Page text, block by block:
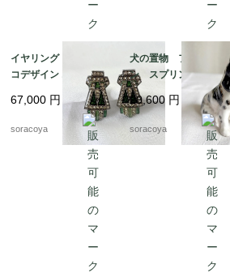
イヤリング アールデ
コデザイン エメラルド
グリーン エナメル加
工 12acen27
67,000 円
soracoya
犬の置物 フィギュリ
ン スプリンガースパ
ニエルとキジ 猟犬
ロイヤルドルトン 19
otm43-2
20,600 円
soracoya